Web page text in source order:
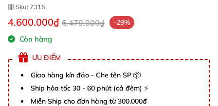
Sku:7315
4.600.000₫ 6.479.000₫ -29%
Còn hàng
ƯU ĐIỂM
Giao hàng kín đáo - Che tên SP 📦
Ship hỏa tốc 30 - 60 phút (cả đêm) ⚡
Miễn Ship cho đơn hàng từ 300.000đ